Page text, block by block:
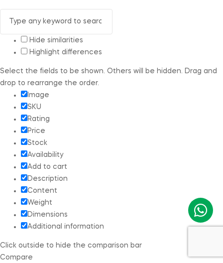
Hide similarities
Highlight differences
Select the fields to be shown. Others will be hidden. Drag and
drop to rearrange the order.
Image
SKU
Rating
Price
Stock
Availability
Add to cart
Description
Content
Weight
Dimensions
Additional information
Click outside to hide the comparison bar
Compare